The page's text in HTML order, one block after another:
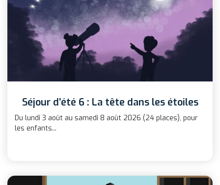
Séjour d’été 6 : La tête dans les étoiles
Du lundi 3 août au samedi 8 août 2026 (24 places), pour
les enfants...